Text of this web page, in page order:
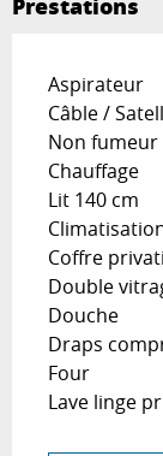
Aspirateur
Câble /
Non fumeur
Chauffage
Lit 140 cm
Coffre
Double
Douche
Draps
Four
Lave linge